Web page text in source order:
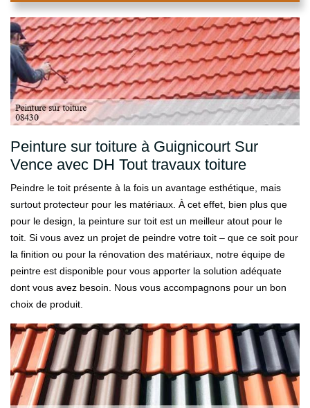
Peinture sur toiture à Guignicourt Sur
Vence avec DH Tout travaux toiture
Peindre le toit présente à la fois un avantage esthétique, mais
surtout protecteur pour les matériaux. À cet effet, bien plus que
pour le design, la peinture sur toit est un meilleur atout pour le
toit. Si vous avez un projet de peindre votre toit – que ce soit pour
la finition ou pour la rénovation des matériaux, notre équipe de
peintre est disponible pour vous apporter la solution adéquate
dont vous avez besoin. Nous vous accompagnons pour un bon
choix de produit.